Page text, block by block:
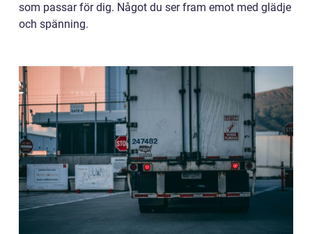
som passar för dig. Något du ser fram emot med glädje
och spänning.